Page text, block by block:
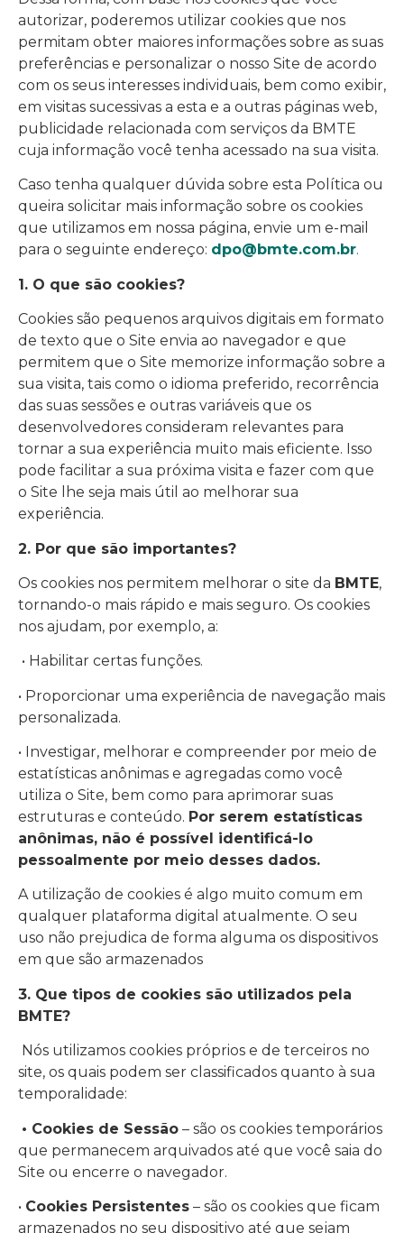
autorizar, poderemos utilizar cookies que nos
permitam obter maiores informações sobre as suas
preferências e personalizar o nosso Site de acordo
com os seus interesses individuais, bem como exibir,
em visitas sucessivas a esta e a outras páginas web,
publicidade relacionada com serviços da BMTE
cuja informação você tenha acessado na sua visita.
Caso tenha qualquer dúvida sobre esta Política ou
queira solicitar mais informação sobre os cookies
que utilizamos em nossa página, envie um e-mail
para o seguinte endereço: dpo@bmte.com.br.
1. O que são cookies?
Cookies são pequenos arquivos digitais em formato
de texto que o Site envia ao navegador e que
permitem que o Site memorize informação sobre a
sua visita, tais como o idioma preferido, recorrência
das suas sessões e outras variáveis que os
desenvolvedores consideram relevantes para
tornar a sua experiência muito mais eficiente. Isso
pode facilitar a sua próxima visita e fazer com que
o Site lhe seja mais útil ao melhorar sua
experiência.
2. Por que são importantes?
Os cookies nos permitem melhorar o site da BMTE,
tornando-o mais rápido e mais seguro. Os cookies
nos ajudam, por exemplo, a:
• Habilitar certas funções.
• Proporcionar uma experiência de navegação mais
personalizada.
• Investigar, melhorar e compreender por meio de
estatísticas anônimas e agregadas como você
utiliza o Site, bem como para aprimorar suas
estruturas e conteúdo. Por serem estatísticas
anônimas, não é possível identificá-lo
pessoalmente por meio desses dados.
A utilização de cookies é algo muito comum em
qualquer plataforma digital atualmente. O seu
uso não prejudica de forma alguma os dispositivos
em que são armazenados
3. Que tipos de cookies são utilizados pela
BMTE?
Nós utilizamos cookies próprios e de terceiros no
site, os quais podem ser classificados quanto à sua
temporalidade:
• Cookies de Sessão – são os cookies temporários
que permanecem arquivados até que você saia do
Site ou encerre o navegador.
• Cookies Persistentes – são os cookies que ficam
armazenados no seu dispositivo até que sejam